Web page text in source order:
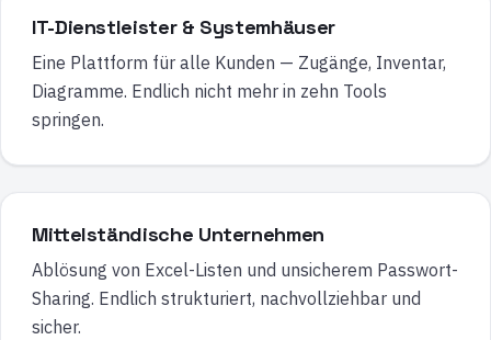
IT-Dienstleister & Systemhäuser
Eine Plattform für alle Kunden — Zugänge, Inventar,
Diagramme. Endlich nicht mehr in zehn Tools
springen.
Mittelständische Unternehmen
Ablösung von Excel-Listen und unsicherem Passwort-
Sharing. Endlich strukturiert, nachvollziehbar und
sicher.